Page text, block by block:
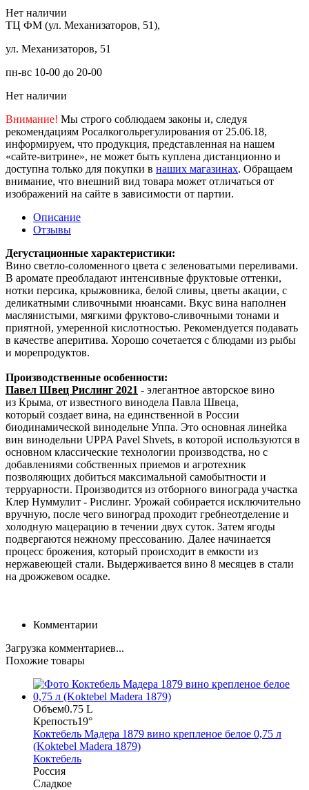
Нет наличии
ТЦ ФМ (ул. Механизаторов, 51),
ул. Механизаторов, 51
пн-вс 10-00 до 20-00
Нет наличии
Внимание! Мы строго соблюдаем законы и, следуя
рекомендациям Росалкогольрегулирования от 25.06.18,
информируем, что продукция, представленная на нашем
«сайте-витрине», не может быть куплена дистанционно и
доступна только для покупки в наших магазинах. Обращаем
внимание, что внешний вид товара может отличаться от
изображений на сайте в зависимости от партии.
Описание
Отзывы
Дегустационные характеристики:
Вино светло-соломенного цвета с зеленоватыми переливами.
В аромате преобладают интенсивные фруктовые оттенки,
нотки персика, крыжовника, белой сливы, цветы акации, с
деликатными сливочными нюансами. Вкус вина наполнен
маслянистыми, мягкими фруктово-сливочными тонами и
приятной, умеренной кислотностью. Рекомендуется подавать
в качестве аперитива. Хорошо сочетается с блюдами из рыбы
и морепродуктов.
Производственные особенности:
Павел Швец Рислинг 2021 - элегантное авторское вино
из Крыма, от известного винодела Павла Швеца,
который создает вина, на единственной в России
биодинамической винодельне Уппа. Это основная линейка
вин винодельни UPPA Pavel Shvets, в которой используются в
основном классические технологии производства, но с
добавлениями собственных приемов и агротехник
позволяющих добиться максимальной самобытности и
терруарности. Производится из отборного винограда участка
Клер Нуммулит - Рислинг. Урожай собирается исключительно
вручную, после чего виноград проходит гребнеотделение и
холодную мацерацию в течении двух суток. Затем ягоды
подвергаются нежному прессованию. Далее начинается
процесс брожения, который происходит в емкости из
нержавеющей стали. Выдерживается вино 8 месяцев в стали
на дрожжевом осадке.
Комментарии
Загрузка комментариев...
Похожие товары
Объем0.75 L
Крепость19°
Коктебель Мадера 1879 вино крепленое белое 0,75 л
(Koktebel Madera 1879)
Коктебель
Россия
Сладкое